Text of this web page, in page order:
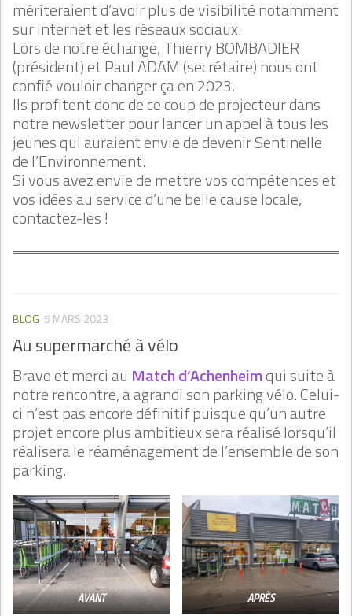
mériteraient d’avoir plus de visibilité notamment
sur Internet et les réseaux sociaux.
Lors de notre échange, Thierry BOMBADIER
(président) et Paul ADAM (secrétaire) nous ont
confié vouloir changer ça en 2023.
Ils profitent donc de ce coup de projecteur dans
notre newsletter pour lancer un appel à tous les
jeunes qui auraient envie de devenir Sentinelle
de l’Environnement.
Si vous avez envie de mettre vos compétences et
vos idées au service d’une belle cause locale,
contactez-les !
BLOG 5 MARS 2023
Au supermarché à vélo
Bravo et merci au Match d’Achenheimqui suite à
notre rencontre, a agrandi son parking vélo. Celui-
ci n’est pas encore définitif puisque qu’un autre
projet encore plus ambitieux sera réalisé lorsqu’il
réalisera le réaménagement de l’ensemble de son
parking.
AVANT APRÈS